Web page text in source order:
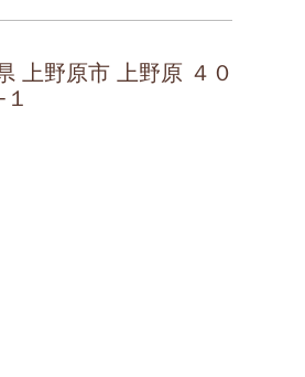
上野原市 上野原 ４０